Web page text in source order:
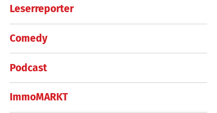
Leserreporter
Comedy
Podcast
ImmoMARKT